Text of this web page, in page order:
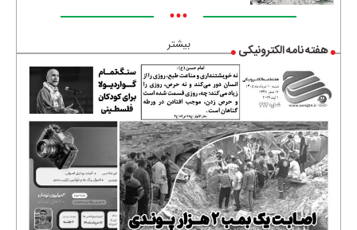
•••
بیشتر هفته نامه الکترونیکی